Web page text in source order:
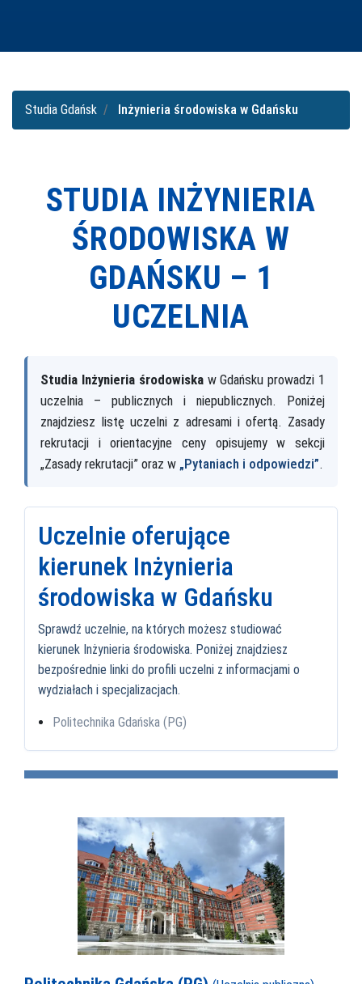
Studia Gdańsk Inżynieria środowiska w Gdańsku
STUDIA INŻYNIERIA
ŚRODOWISKA W
GDAŃSKU – 1
UCZELNIA
Studia Inżynieria środowiskaw Gdańsku prowadzi 1
uczelnia – publicznych i niepublicznych. Poniżej
znajdziesz listę uczelni z adresami i ofertą. Zasady
rekrutacji i orientacyjne ceny opisujemy w sekcji
„Zasady rekrutacji” oraz w „Pytaniach i odpowiedzi”.
Uczelnie oferujące
kierunek Inżynieria
środowiska w Gdańsku
Sprawdź uczelnie, na których możesz studiować
kierunek Inżynieria środowiska. Poniżej znajdziesz
bezpośrednie linki do profili uczelni z informacjami o
wydziałach i specjalizacjach.
Politechnika Gdańska (PG)